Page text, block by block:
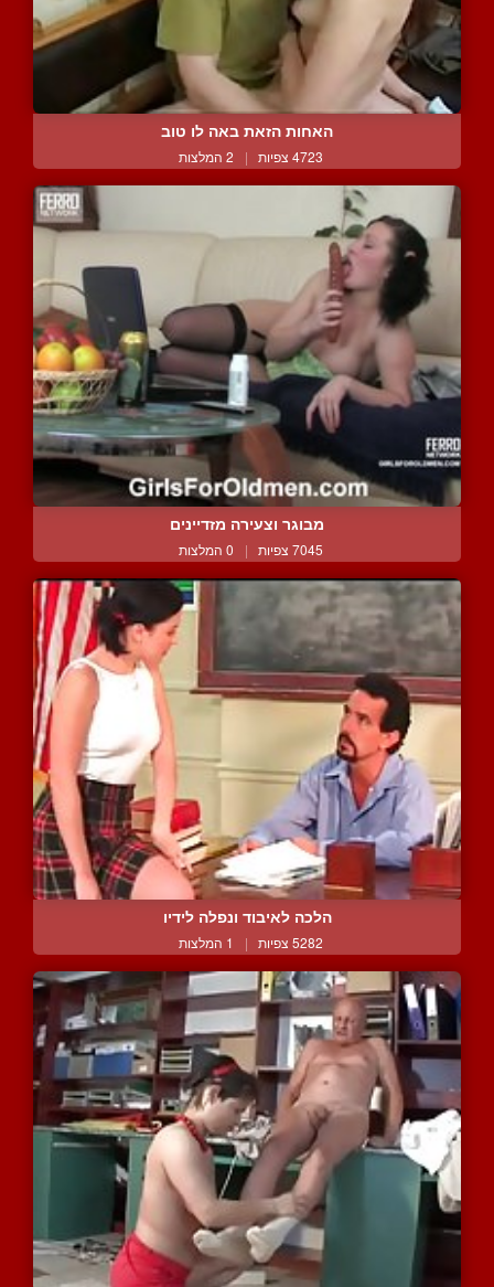
האחות הזאת באה לו טוב
4723 צפיות | 2 המלצות
מבוגר וצעירה מזדיינים
7045 צפיות | 0 המלצות
הלכה לאיבוד ונפלה לידיו
5282 צפיות | 1 המלצות